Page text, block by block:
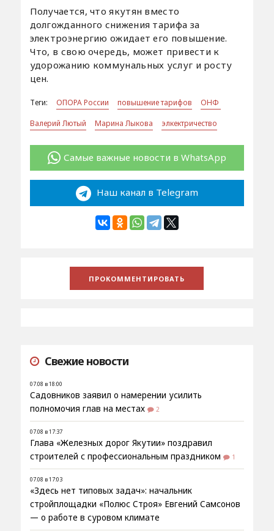
Получается, что якутян вместо
долгожданного снижения тарифа за
электроэнергию ожидает его повышение.
Что, в свою очередь, может привести к
удорожанию коммунальных услуг и росту
цен.
Теги: ОПОРА России повышение тарифов
ОНФ
Валерий Лютый
Марина Лыкова элкектричество
Самые важные новости в WhatsApp
Наш канал в Telegram
Свежие новости
07.08 в 18:00
Садовников заявил о намерении усилить
полномочия глав на местах
2
07.08 в 17:37
Глава «Железных дорог Якутии» поздравил
строителей с профессиональным праздником
1
07.08 в 17:03
«Здесь нет типовых задач»: начальник
стройплощадки «Полюс Строя» Евгений Самсонов
— о работе в суровом климате